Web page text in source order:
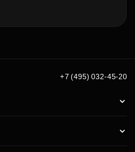
+7 (495) 032-45-20